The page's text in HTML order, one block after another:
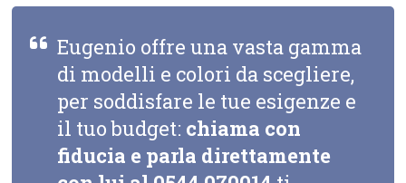
Eugenio offre una vasta gamma
di modelli e colori da scegliere,
per soddisfare le tue esigenze e
il tuo budget: chiama con
fiducia e parla direttamente